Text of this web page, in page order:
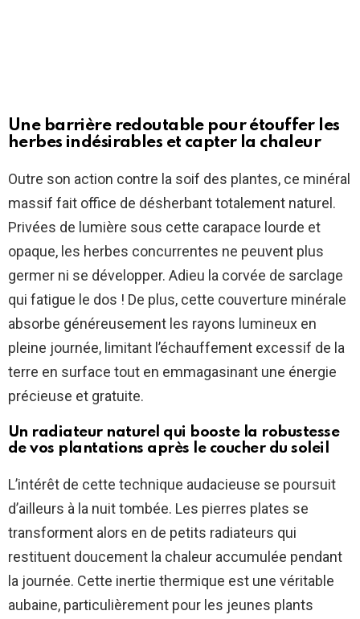
Une barrière redoutable pour étouffer les
herbes indésirables et capter la chaleur
Outre son action contre la soif des plantes, ce minéral
massif fait office de désherbant totalement naturel.
Privées de lumière sous cette carapace lourde et
opaque, les herbes concurrentes ne peuvent plus
germer ni se développer. Adieu la corvée de sarclage
qui fatigue le dos ! De plus, cette couverture minérale
absorbe généreusement les rayons lumineux en
pleine journée, limitant l’échauffement excessif de la
terre en surface tout en emmagasinant une énergie
précieuse et gratuite.
Un radiateur naturel qui booste la robustesse
de vos plantations après le coucher du soleil
L’intérêt de cette technique audacieuse se poursuit
d’ailleurs à la nuit tombée. Les pierres plates se
transforment alors en de petits radiateurs qui
restituent doucement la chaleur accumulée pendant
la journée. Cette inertie thermique est une véritable
aubaine, particulièrement pour les jeunes plants